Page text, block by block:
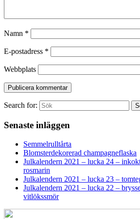
Namn *
E-postadress *
Webbplats
Search for:
Senaste inläggen
Semmelrulltårta
Blomsterdekorerad champagneflaska
Julkalendern 2021 – lucka 24 –
rosmarin
Julkalendern 2021 – lucka 23 –
Julkalendern 2021 – lucka 22 –
vitlökssmör